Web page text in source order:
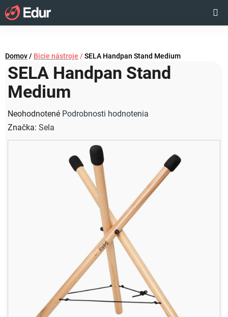
Prejsť
na
obsah
KOŠÍK
Domov/ Bicie nástroje / SELA Handpan Stand Medium
SELA Handpan Stand
Medium
Priemerné
hodnotenie
produktu
Neohodnotené Podrobnosti hodnotenia
Značka: Sela